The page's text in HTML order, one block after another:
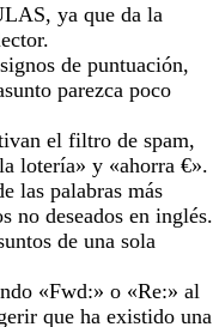
ya que da la
de puntuación,
parezca poco
el filtro de spam,
lotería» y «ahorra €».
las palabras más
no deseados en inglés.
de una sola
«Fwd:» o «Re:» al
que ha existido una